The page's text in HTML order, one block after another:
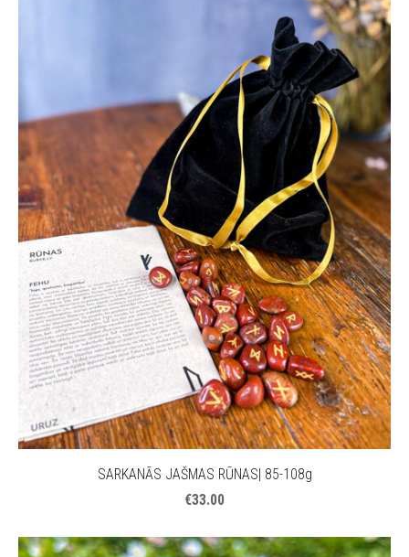
SARKANĀS JAŠMAS RŪNAS| 85-108g
€33.00